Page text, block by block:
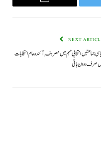
Email
NEXT
جماعتیں انتخابی مہم میں مصروف,آئندہ عام انتخابات
صرف دو دن باقی